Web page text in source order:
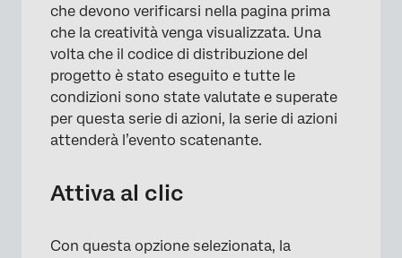
×
che devono verificarsi nella pagina prima
che la creatività venga visualizzata. Una
volta che il codice di distribuzione del
progetto è stato eseguito e tutte le
condizioni sono state valutate e superate
per questa serie di azioni, la serie di azioni
attenderà l’evento scatenante.
Attiva al clic
Con questa opzione selezionata, la